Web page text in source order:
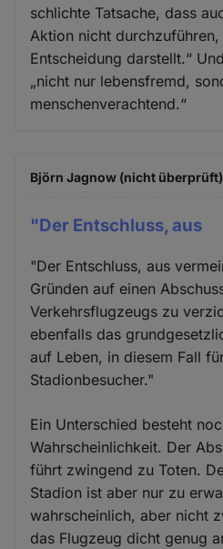
schlichte Tatsache, dass
Aktion nicht
Entscheidung darstellt.“
„nicht nur lebensfremd,
menschenverachtend.“
Björn Jagnow (nicht überprüft)
"Der Entschluss, aus
"Der Entschluss, aus
Gründen auf einen
Verkehrsflugzeugs zu
ebenfalls das
auf Leben, in diesem Fall
Stadionbesucher."
Ein Unterschied besteht
Wahrscheinlichkeit. Der
führt zwingend zu Toten.
Stadion ist aber nur zu
wahrscheinlich, aber nicht
das Flugzeug dicht genug